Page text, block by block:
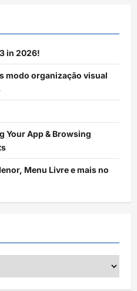
in 2026!
modo organização visual
Your App & Browsing
Menu Livre e mais no